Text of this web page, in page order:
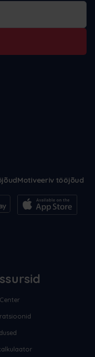
Motiveeriv tööjõud